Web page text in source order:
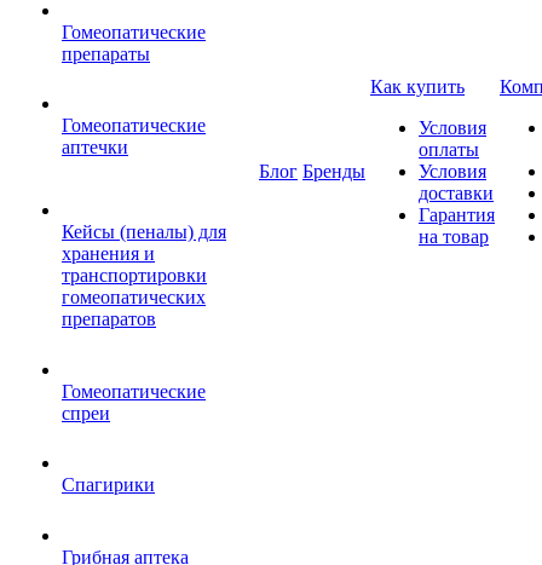
Гомеопатические
препараты
Гомеопатические
аптечки
Кейсы (пеналы) для
хранения и
транспортировки
гомеопатических
препаратов
Гомеопатические
спреи
Спагирики
Грибная аптека
Блог Бренды
Как купить
Условия
оплаты
Условия
доставки
Гарантия
на товар